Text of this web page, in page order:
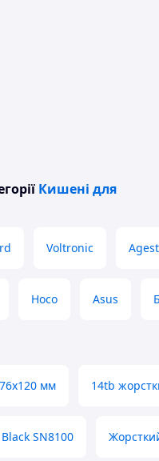
Кишені для
Voltronic
Hoco Asus
76x120 мм 14tb
SN8100